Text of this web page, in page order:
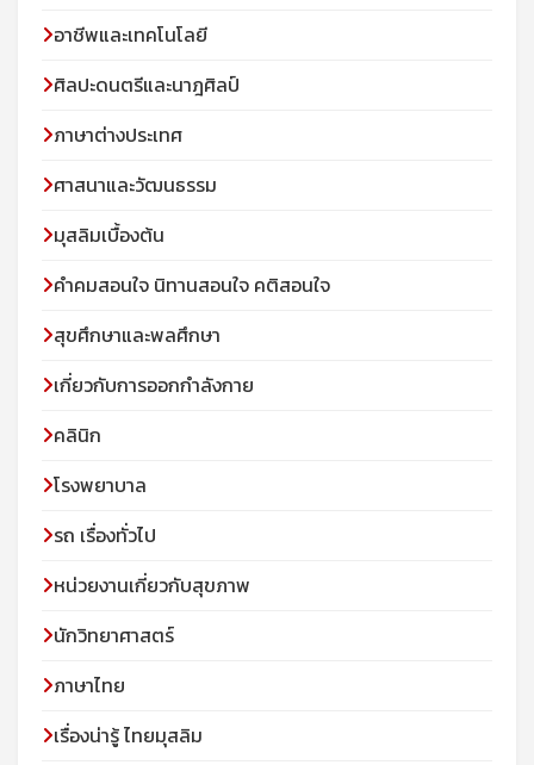
อาชีพและเทคโนโลยี
ศิลปะดนตรีและนาฎศิลป์
ภาษาต่างประเทศ
ศาสนาและวัฒนธรรม
มุสลิมเบื้องต้น
คําคมสอนใจ นิทานสอนใจ คติสอนใจ
สุขศึกษาและพลศึกษา
เกี่ยวกับการออกกำลังกาย
คลินิก
โรงพยาบาล
รถ เรื่องทั่วไป
หน่วยงานเกี่ยวกับสุขภาพ
นักวิทยาศาสตร์
ภาษาไทย
เรื่องน่ารู้ ไทยมุสลิม